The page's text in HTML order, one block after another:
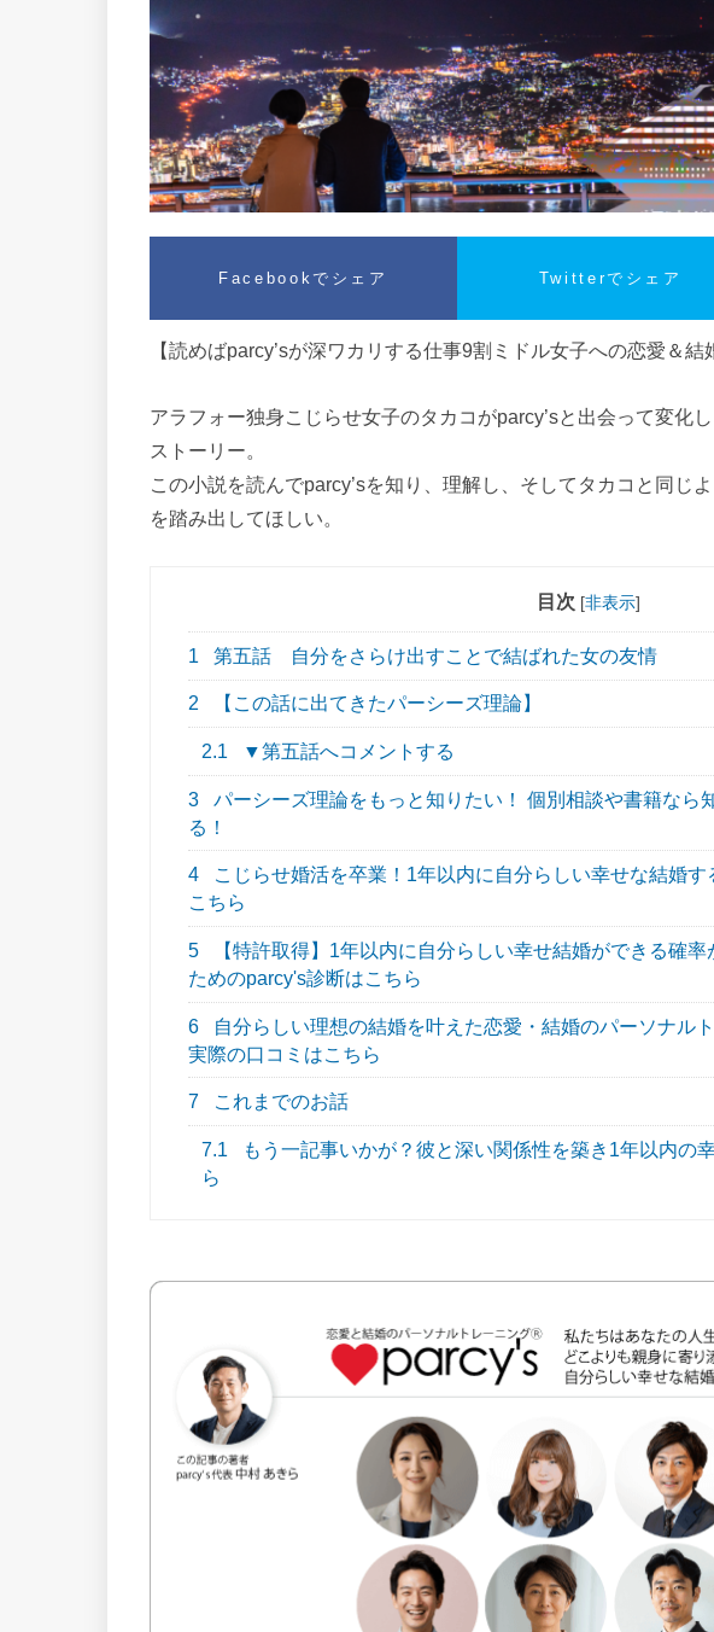
Facebookでシェア Twitterでシェア
【読めばparcy’sが深ワカリする仕事9割ミドル女子への恋愛＆結
アラフォー独身こじらせ女子のタカコがparcy’sと出会って変化
ストーリー。
この小説を読んでparcy’sを知り、理解し、そしてタカコと同じ
を踏み出してほしい。
目次 [非表示]
1 第五話 自分をさらけ出すことで結ばれた女の友情
2 【この話に出てきたパーシーズ理論】
2.1 ▼第五話へコメントする
3
パーシーズ理論をもっと知りたい！ 個別相談や書籍なら
る！
4
こじらせ婚活を卒業！1年以内に自分らしい幸せな結婚
こちら
5
【特許取得】1年以内に自分らしい幸せ結婚ができる確
ためのparcy's診断はこちら
6
自分らしい理想の結婚を叶えた恋愛・結婚のパーソナル
実際の口コミはこちら
7 これまでのお話
7.1
もう一記事いかが？彼と深い関係性を築き1年以内の
ら